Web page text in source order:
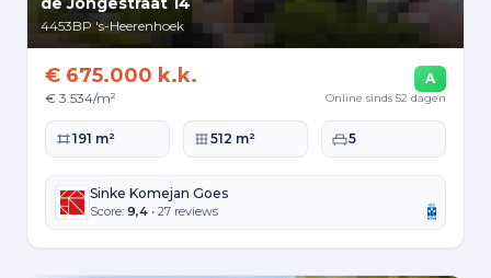
4453BP 's-Heerenhoek
€ 675.000 k.k.
€ 3.534/m²
A
Online sinds 52 dagen
Woonoppervlakte
191 m² Perceeloppervlakte
512 m² Slaapkamers
5
Sinke Komejan Goes
Score: 9,4 • 27 reviews